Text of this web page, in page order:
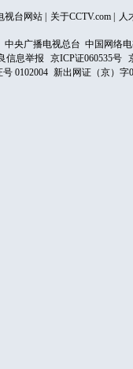
视台网站 关于CCTV.com 人
中央广播电视总台 中国网络
信息举报
京ICP证060535号
0102004 新出网证（京）